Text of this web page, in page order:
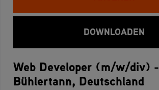
DOWNLOADEN
Web Developer (m/w/div) -
Bühlertann, Deutschland